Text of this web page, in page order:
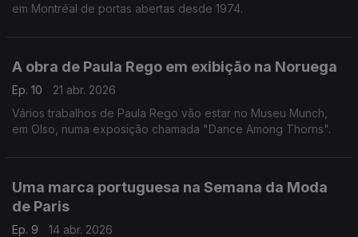
em Montréal de portas abertas desde 1974.
A obra de Paula Rego em exibição na Noruega
Ep. 10
21 abr. 2026
Vários trabalhos de Paula Rego vão estar no Museu Munch,
em Olso, numa exposição chamada "Dance Among Thorns".
Uma marca portuguesa na Semana da Moda
de Paris
Ep. 9
14 abr. 2026